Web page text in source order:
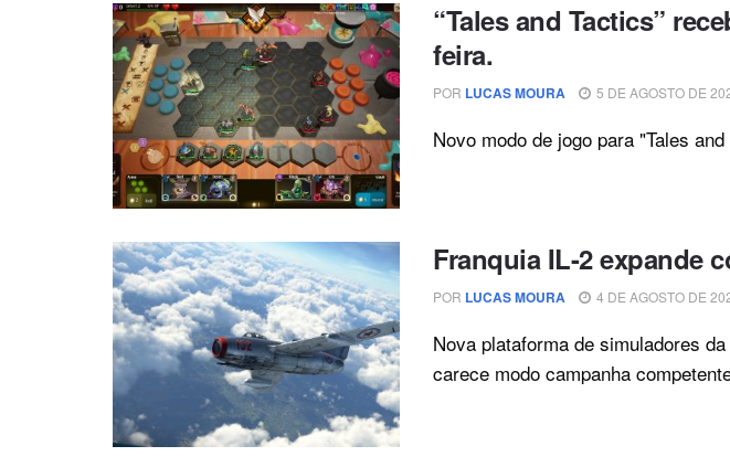
“Tales and Tactics”
feira.
POR LUCAS MOURA 5 DE AGOSTO DE
Novo modo de jogo para "Tales
Franquia IL-2 expande
POR LUCAS MOURA 4 DE AGOSTO DE
Nova plataforma de simuladores
carece modo campanha